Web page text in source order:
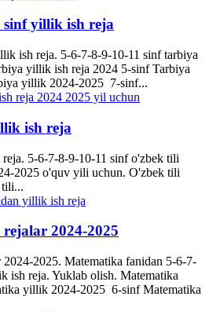
sinf yillik ish reja
ish reja. 5-6-7-8-9-10-11 sinf tarbiya
yillik ish reja 2024 5-sinf Tarbiya
yillik 2024-2025 7-sinf...
ish reja
5-6-7-8-9-10-11 sinf o'zbek tili
2025 o'quv yili uchun. O'zbek tili
2024-2025
2025. Matematika fanidan 5-6-7-
ish reja. Yuklab olish. Matematika
yillik 2024-2025 6-sinf Matematika